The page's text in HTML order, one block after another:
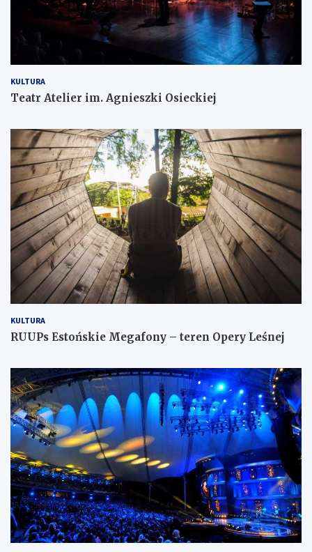
KULTURA
Teatr Atelier im. Agnieszki Osieckiej
KULTURA
RUUPs Estońskie Megafony – teren Opery Leśnej